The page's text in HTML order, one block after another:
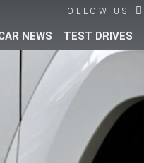
FOLLOW US
NEWS TEST DRIVES
αυτοκίνητο!